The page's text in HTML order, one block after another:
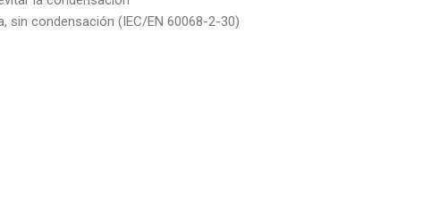
sin condensación (IEC/EN 60068-2-30)